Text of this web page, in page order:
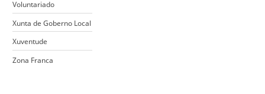
Voluntariado
Xunta de Goberno Local
Xuventude
Zona Franca